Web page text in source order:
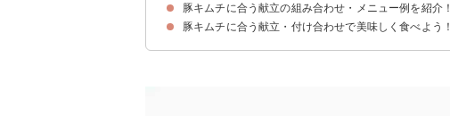
①きのこの炊き込みご飯
②チャーハン
③冷やしラーメン
④釜玉うどん
豚キムチに合う献立の組み合わせ・メニュー例を紹介！
献立メニュー例①
献立メニュー例②
献立メニュー例③
豚キムチに合う献立・付け合わせで美味しく食べよう！